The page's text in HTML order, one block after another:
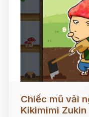
Đọc ngay
Chiếc mũ vải
Kikimimi Zukin